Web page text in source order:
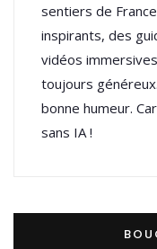
sentiers de
inspirants, des
vidéos
toujours
bonne humeur.
sans IA !